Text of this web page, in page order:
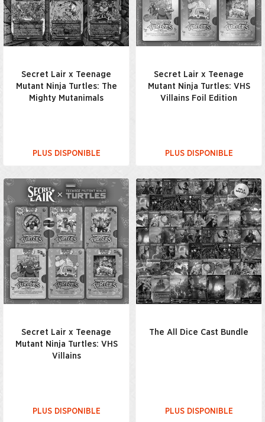
Secret Lair x Teenage
Mutant Ninja Turtles: The
Mighty Mutanimals
PLUS DISPONIBLE
Secret Lair x Teenage
Mutant Ninja Turtles: VHS
Villains Foil Edition
PLUS DISPONIBLE
Secret Lair x Teenage
Mutant Ninja Turtles: VHS
Villains
PLUS DISPONIBLE
The All Dice Cast Bundle
PLUS DISPONIBLE